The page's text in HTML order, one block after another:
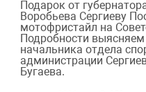
Подарок от
Воробьева Сергиеву
мотофристайл на
Подробности
начальника отдела
администрации
Бугаева.